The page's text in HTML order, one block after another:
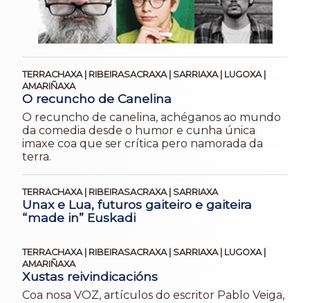
TERRACHAXA | RIBEIRASACRAXA | SARRIAXA | LUGOXA |
AMARIÑAXA
O recuncho de Canelina
O recuncho de canelina, achéganos ao mundo
da comedia desde o humor e cunha única
imaxe coa que ser crítica pero namorada da
terra.
TERRACHAXA | RIBEIRASACRAXA | SARRIAXA
Unax e Lua, futuros gaiteiro e gaiteira
“made in” Euskadi
TERRACHAXA | RIBEIRASACRAXA | SARRIAXA | LUGOXA |
AMARIÑAXA
Xustas reivindicacións
Coa nosa VOZ, artículos do escritor Pablo Veiga,